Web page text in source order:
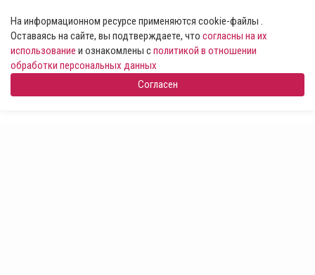
На информационном ресурсе применяются cookie-файлы .
Оставаясь на сайте, вы подтверждаете, что согласны на их
использование и ознакомлены сполитикой в отношении
обработки персональных данных
Согласен